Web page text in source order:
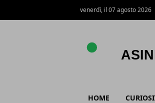
venerdì, il 07 agosto 2026
HOME